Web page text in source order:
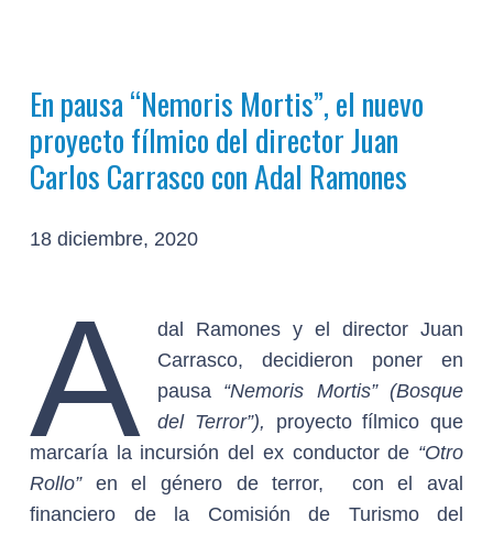
En pausa “Nemoris Mortis”, el nuevo
proyecto fílmico del director Juan
Carlos Carrasco con Adal Ramones
18 diciembre, 2020
A
dal Ramones y el director Juan
Carrasco, decidieron poner en
pausa “Nemoris Mortis” (Bosque
del Terror”), proyecto fílmico que
marcaría la incursión del ex conductor de “Otro
Rollo”en el género de terror, con el aval
financiero de la Comisión de Turismo del